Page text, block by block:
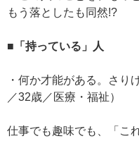
もう落としたも同然!?
■「持っている」人
・何か才能がある。さり
／32歳／医療・福祉）
仕事でも趣味でも、「こ